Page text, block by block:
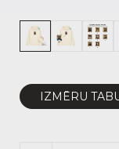
IZMĒRU